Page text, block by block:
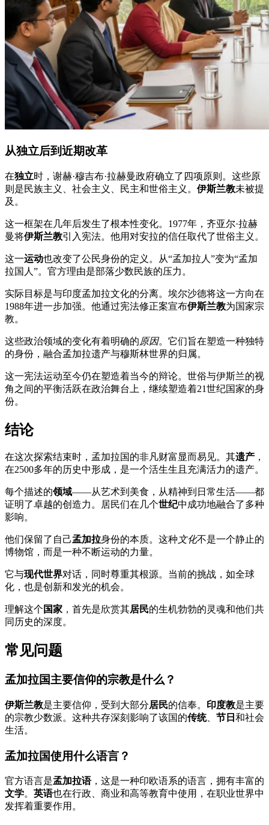
从独立后到近期改革
在独立时，谢赫·穆吉布·拉赫曼政府确立了四项原则。这些原
则是民族主义、社会主义、民主和世俗主义。 伊斯兰教未被提
及。
这一框架在几年后发生了根本性变化。1977年，齐亚尔·拉赫
曼将伊斯兰教引入宪法。他用对安拉的信任取代了世俗主义。
这一运动也改变了公民身份的定义。从“孟加拉人”变为“孟加
拉国人”。官方理由是部落少数民族的压力。
实际目标是与印度孟加拉文化的分离。埃尔沙德将这一方向在
1988年进一步加强。他通过宪法修正案宣布伊斯兰教为国家宗
教。
这些政治领域的变化有着明确的原因。它们旨在塑造一种独特
的身份，融合孟加拉遗产与穆斯林世界的归属。
这一宪法运动至今仍在塑造着当今的辩论。世俗与伊斯兰的视
角之间的平衡活跃在政治舞台上，继续塑造着21世纪国家的身
份。
结论
在这次探索结束时，孟加拉国的非凡财富显而易见。其遗产 ，
在2500多年的历史中形成，是一个活生生且充满活力的遗产。
每个描述的领域——从艺术到美食，从精神到日常生活——都
证明了卓越的创造力。居民们在几个世纪中成功地融合了多种
影响。
他们保留了自己孟加拉身份的本质。这种文化不是一个静止的
博物馆，而是一种不断运动的力量。
它与现代世界对话，同时尊重其根源。当前的挑战，如全球
化，也是创新和发光的机会。
理解这个 国家 ，首先是欣赏其居民的生机勃勃的灵魂和他们共
同历史的深度。
常见问题
孟加拉国主要信仰的宗教是什么？
伊斯兰教是主要信仰，受到大部分居民的信奉。 印度教是主要
的宗教少数派。这种共存深刻影响了该国的传统、 节日 和社会
生活。
孟加拉国使用什么语言？
官方语言是孟加拉语，这是一种印欧语系的语言，拥有丰富的
文学。 英语也在行政、商业和高等教育中使用，在职业世界中
发挥着重要作用。